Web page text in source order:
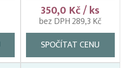
350,0 Kč / ks
bez DPH 289,3 Kč
SPOČÍTAT CENU